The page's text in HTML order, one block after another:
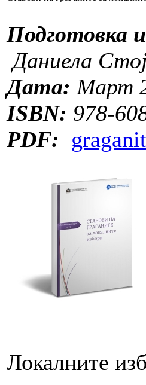
Подготовка
Даниела
Дата: Март
ISBN: 978-
PDF:
Локалните